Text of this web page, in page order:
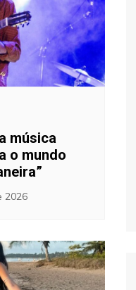
música
o mundo
2026